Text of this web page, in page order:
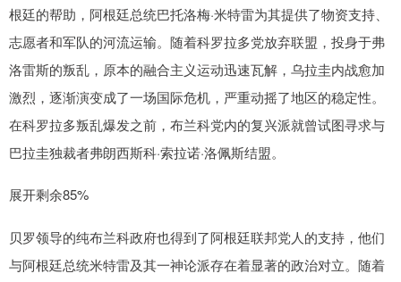
根廷的帮助，阿根廷总统巴托洛梅·米特雷为其提供了物资支持、
志愿者和军队的河流运输。随着科罗拉多党放弃联盟，投身于弗
洛雷斯的叛乱，原本的融合主义运动迅速瓦解，乌拉圭内战愈加
激烈，逐渐演变成了一场国际危机，严重动摇了地区的稳定性。
在科罗拉多叛乱爆发之前，布兰科党内的复兴派就曾试图寻求与
巴拉圭独裁者弗朗西斯科·索拉诺·洛佩斯结盟。
展开剩余85%
贝罗领导的纯布兰科政府也得到了阿根廷联邦党人的支持，他们
与阿根廷总统米特雷及其一神论派存在着显著的政治对立。随着